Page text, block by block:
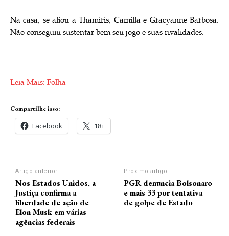
Na casa, se aliou a Thamiris, Camilla e Gracyanne Barbosa.
Não conseguiu sustentar bem seu jogo e suas rivalidades.
Leia Mais: Folha
Compartilhe isso:
Facebook 18+
Artigo anterior
Nos Estados Unidos, a
Justiça confirma a
liberdade de ação de
Elon Musk em várias
agências federais
Próximo artigo
PGR denuncia Bolsonaro
e mais 33 por tentativa
de golpe de Estado